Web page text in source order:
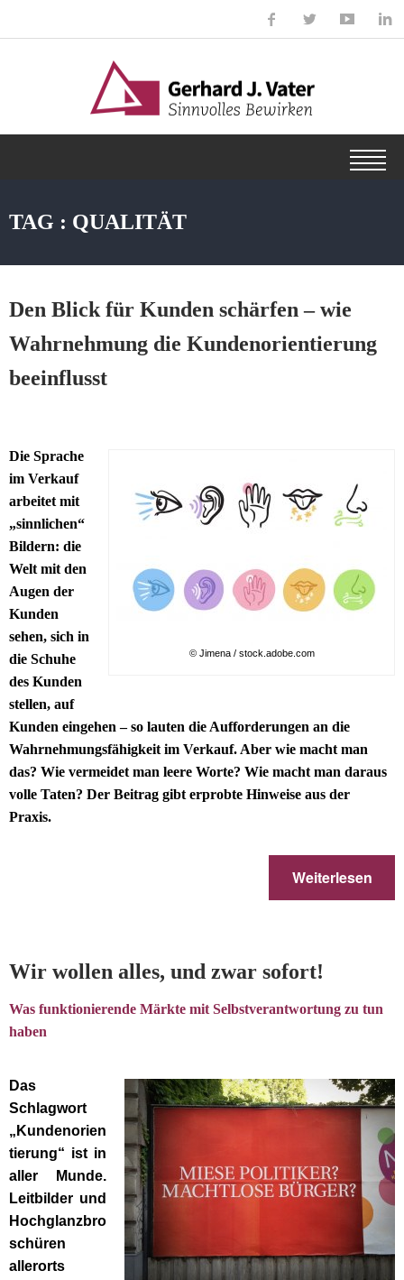
TAG : QUALITÄT
Den Blick für Kunden schärfen – wie
Wahrnehmung die Kundenorientierung
beeinflusst
© Jimena / stock.adobe.com
Die Sprache
im Verkauf
arbeitet mit
„sinnlichen“
Bildern: die
Welt mit den
Augen der
Kunden
sehen, sich in
die Schuhe
des Kunden
stellen, auf
Kunden eingehen – so lauten die Aufforderungen an die
Wahrnehmungsfähigkeit im Verkauf. Aber wie macht man
das? Wie vermeidet man leere Worte? Wie macht man daraus
volle Taten? Der Beitrag gibt erprobte Hinweise aus der
Praxis.
Weiterlesen
Wir wollen alles, und zwar sofort!
Was funktionierende Märkte mit Selbstverantwortung zu tun
haben
Das
Schlagwort
„Kundenorien
tierung“ ist in
aller Munde.
Leitbilder und
Hochglanzbro
schüren
allerorts